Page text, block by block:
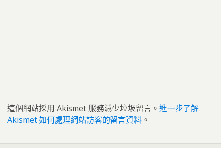
這個網站採用 Akismet 服務減少垃圾留言。 進一步了解
Akismet 如何處理網站訪客的留言資料 。